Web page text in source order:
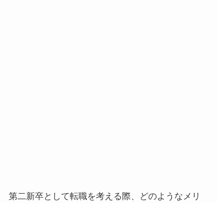
第二新卒として転職を考える際、どのようなメリ